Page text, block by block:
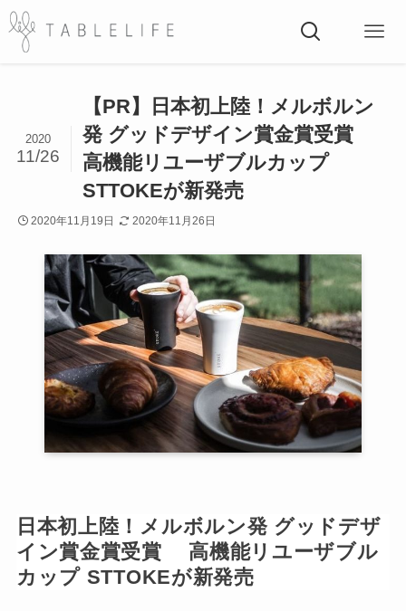
【PR】日本初上陸！メルボルン
発 グッドデザイン賞金賞受賞
高機能リユーザブルカップ
STTOKEが新発売
2020
11/26
2020年11月19日 2020年11月26日
日本初上陸！メルボルン発 グッドデザ
イン賞金賞受賞 高機能リユーザブル
カップ STTOKEが新発売